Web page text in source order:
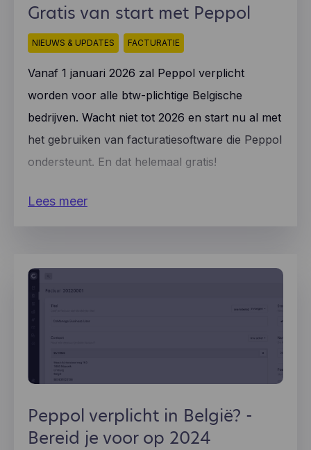
Gratis van start met Peppol
NIEUWS & UPDATES FACTURATIE
Vanaf 1 januari 2026 zal Peppol verplicht
worden voor alle btw-plichtige Belgische
bedrijven. Wacht niet tot 2026 en start nu al met
het gebruiken van facturatiesoftware die Peppol
ondersteunt. En dat helemaal gratis!
Lees meer
Peppol verplicht in België? -
Bereid je voor op 2024